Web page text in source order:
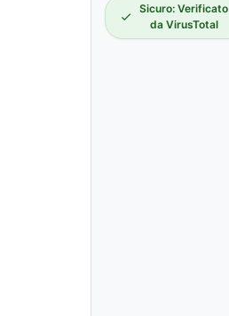
Sicuro: Verificato
da VirusTotal